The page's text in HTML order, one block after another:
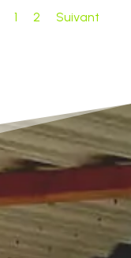
1 2 Suivant